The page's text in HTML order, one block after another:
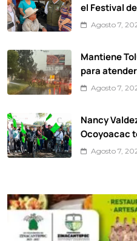
el Festival
Agosto 7,
Mantiene
para
Agosto 7,
Nancy
Ocoyoacac
Agosto 7,